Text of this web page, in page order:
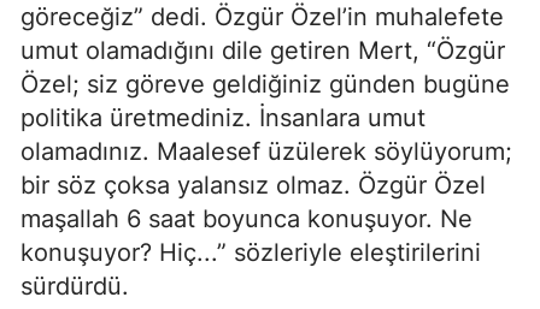
göreceğiz” dedi. Özgür Özel’in muhalefete
umut olamadığını dile getiren Mert, “Özgür
Özel; siz göreve geldiğiniz günden bugüne
politika üretmediniz. İnsanlara umut
olamadınız. Maalesef üzülerek söylüyorum;
bir söz çoksa yalansız olmaz. Özgür Özel
maşallah 6 saat boyunca konuşuyor. Ne
konuşuyor? Hiç...” sözleriyle eleştirilerini
sürdürdü.